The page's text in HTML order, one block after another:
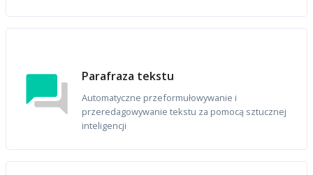
Parafraza tekstu
Automatyczne przeformułowywanie i
przeredagowywanie tekstu za pomocą sztucznej
inteligencji